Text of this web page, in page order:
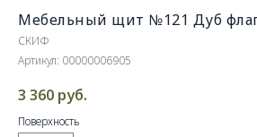
Мебельный щит №121 Дуб
СКИФ
Артикул: 00000006905
3 360 руб.
Поверхность